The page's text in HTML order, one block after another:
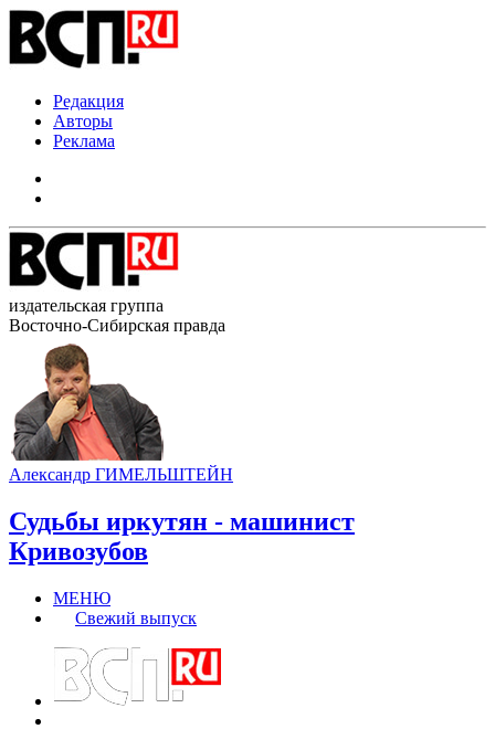
Редакция
Авторы
Реклама
издательская группа
Восточно-Сибирская правда
Александр ГИМЕЛЬШТЕЙН
Судьбы иркутян - машинист
Кривозубов
МЕНЮ
Свежий выпуск